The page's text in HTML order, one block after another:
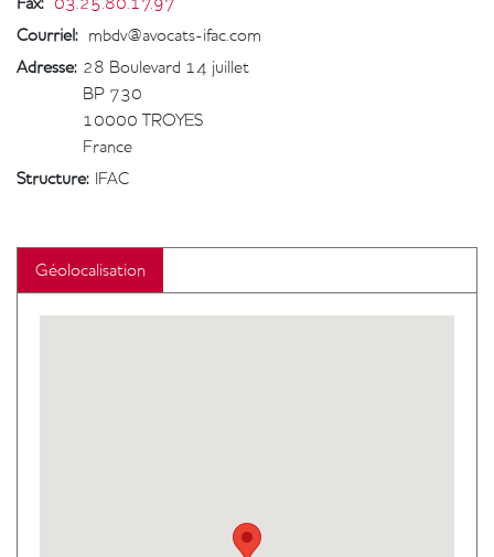
Courriel: mbdv@avocats-ifac.com
Adresse: 28 Boulevard 14 juillet
BP 730
10000 TROYES
France
Structure: IFAC
Géolocalisation